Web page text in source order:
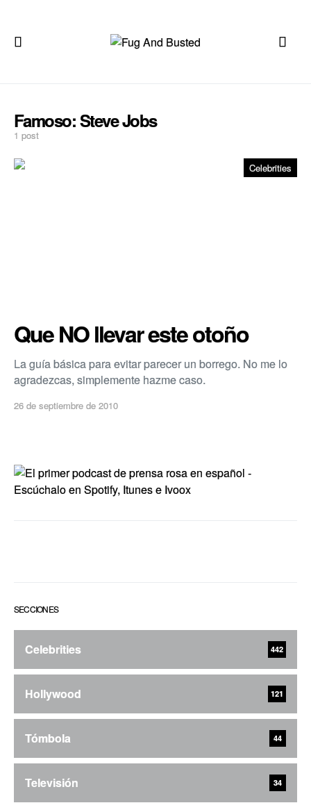
Famoso:Steve Jobs
1 post
Celebrities
Que NO llevar este otoño
La guí­a básica para evitar parecer un borrego. No me lo
agradezcas, simplemente hazme caso.
26 de septiembre de 2010
SECCIONES
Celebrities 442
Hollywood 121
Tómbola 44
Televisión 34